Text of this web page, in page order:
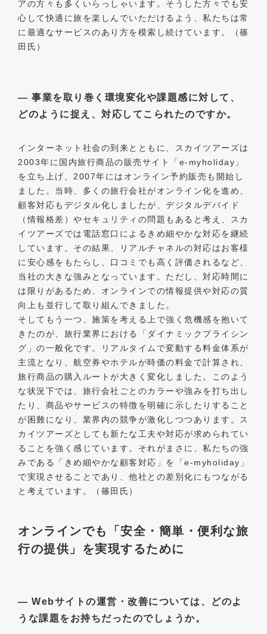
アの方々も多くいらっしゃいます。そうした方々でも安
心して快適に旅を楽しんでいただけるよう、私たちは常
に最適なサービスのあり方を模索し続けています。（篠
田氏）
― 事業を取り巻く環境変化や課題感に対して、
どのように捉え、対応してこられたのですか。
インターネット社会の到来とともに、スカイツアーズは
2003年に国内旅行商品の販売サイト「e-myholiday」
を立ち上げ、2007年にはオンライン予約販売も開始し
ました。当時、多くの旅行会社がオンライン化を進め、
顧客対応もデジタル化しましたが、デジタルデバイド
（情報格差）やセキュリティの問題もあると考え、スカ
イツアーズでは電話窓口によるきめ細やかな対応を継続
しています。その結果、リアルチャネルの対応はお客様
に安心感をもたらし、口コミでも高く評価されるなど、
当社の大きな強みとなっています。ただし、対応時間に
は限りがあるため、オンラインでの情報提供や対応の質
向上も並行して取り組んできました。
そしてもう一つ、施策を考える上で強く危機感を抱いて
きたのが、旅行業界における「ダイナミックプライシン
グ」の一般化です。リアルタイムで変動する料金体系が
主流となり、航空券やホテルが時価の料金で計算され、
旅行商品の購入ルートが大きく変化しました。このよう
な状況下では、旅行会社ごとのカラーや強みを打ち出し
たり、商品やサービスの特徴を明確に示したりすること
が困難になり、業界内の競争が激化しつつあります。ス
カイツアーズとしても新たな工夫や対応が求められてい
ることを強く感じています。それがまさに、私たちの強
みである「きめ細やかな顧客対応」を「e-myholiday」
で実現させることであり、他社との差別化にもつながる
と考えています。（篠田氏）
オンラインでも「安全・簡単・便利な旅
行の提供」を実現するために
― Webサイトの運営・改善については、どのよ
うな課題をお持ちだったのでしょうか。